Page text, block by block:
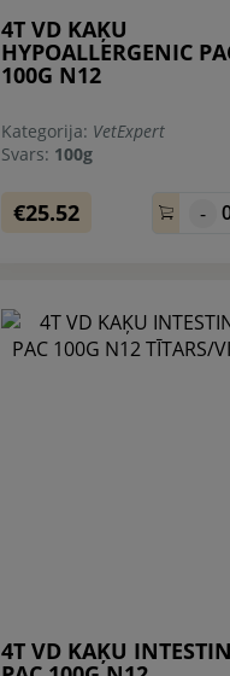
4T VD KAĶU
HYPOALLERGENIC
100G N12
Kategorija: VetExpert
Svars: 100g
€25.52 -
4T VD KAĶU